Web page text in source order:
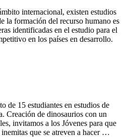
internacional, existen estudios
la formación del recurso humano es
identificadas en el estudio para el
en los países en desarrollo.
de 15 estudiantes en estudios de
Creación de dinosaurios con un
invitamos a los Jóvenes para que
que se atreven a hacer …